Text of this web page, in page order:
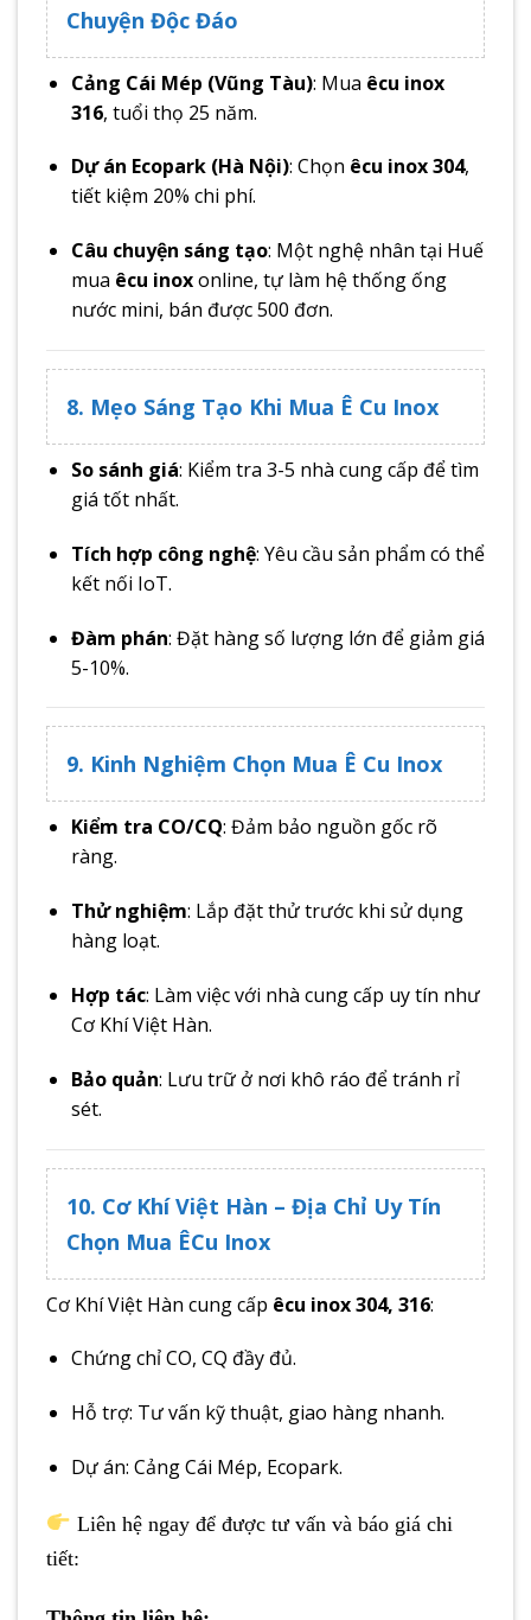
Chuyện Độc Đáo
Cảng Cái Mép (Vũng Tàu): Mua êcu inox
316, tuổi thọ 25 năm.
Dự án Ecopark (Hà Nội): Chọn êcu inox 304,
tiết kiệm 20% chi phí.
Câu chuyện sáng tạo: Một nghệ nhân tại Huế
mua êcu inoxonline, tự làm hệ thống ống
nước mini, bán được 500 đơn.
8. Mẹo Sáng Tạo Khi Mua Ê Cu Inox
So sánh giá: Kiểm tra 3-5 nhà cung cấp để tìm
giá tốt nhất.
Tích hợp công nghệ: Yêu cầu sản phẩm có thể
kết nối IoT.
Đàm phán: Đặt hàng số lượng lớn để giảm giá
5-10%.
9. Kinh Nghiệm Chọn Mua Ê Cu Inox
Kiểm tra CO/CQ: Đảm bảo nguồn gốc rõ
ràng.
Thử nghiệm: Lắp đặt thử trước khi sử dụng
hàng loạt.
Hợp tác: Làm việc với nhà cung cấp uy tín như
Cơ Khí Việt Hàn.
Bảo quản: Lưu trữ ở nơi khô ráo để tránh rỉ
sét.
10. Cơ Khí Việt Hàn – Địa Chỉ Uy Tín
Chọn Mua ÊCu Inox
Cơ Khí Việt Hàn cung cấp êcu inox 304, 316:
Chứng chỉ CO, CQ đầy đủ.
Hỗ trợ: Tư vấn kỹ thuật, giao hàng nhanh.
Dự án: Cảng Cái Mép, Ecopark.
Liên hệ ngay để được tư vấn và báo giá chi
tiết: